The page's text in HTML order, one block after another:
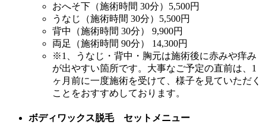
おへそ下（施術時間 30分） 5,500円
うなじ（施術時間 30分） 5,500円
背中（施術時間 30分） 9,900円
両足（施術時間 90分） 14,300円
※1、うなじ・背中・胸元は施術後に赤みや痒み
が出やすい箇所です。大事なご予定の直前は、1
ヶ月前に一度施術を受けて、様子を見ていただく
ことをおすすめしております。
ボディワックス脱毛 セットメニュー